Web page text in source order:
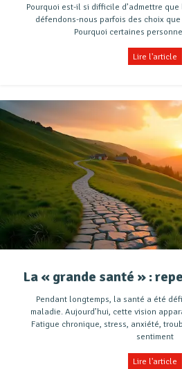
Pourquoi est-il si difficile d’admettre que
défendons-nous parfois des choix
Pourquoi certaines
Lire l'article
La « grande santé » :
Pendant longtemps, la santé a été
maladie. Aujourd’hui, cette vision
Fatigue chronique, stress, anxiété,
sentiment
Lire l'article